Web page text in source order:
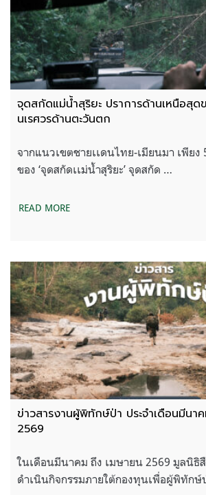
จุดสกัดแม่น้ำสุริยะ ปราการด้านเหนือสุ
นเรศวรด้านตะวันตก
จากแนวเขตชายเเดนไทย-เมียนมา เพียง
ของ ‘จุดสกัดเเม่น้ำสุริยะ’ จุดสกัด …
READ MORE
ข่าวสารงานผู้พิทักษ์ป่า ประจำเดือนมีนา
2569
ในเดือนมีนาคม ถึง เมษายน 2569 มูลนิธิ
ดำเนินกิจกรรมภายใต้กองทุนเพื่อผู้พิทักษ์